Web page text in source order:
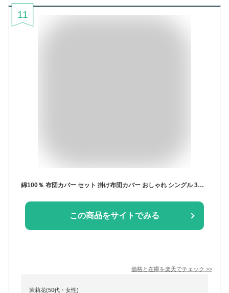
11
綿100％ 布団カバー セット 掛け布団カバー おしゃれ シングル 3点セット 北欧風 花柄 ふとんカバー ダブル キングサイズ クイーン セミダブル 4点セット キングロング かわいい オールシーズン ベッドシーツ 150x200 210 230cm 海外通販
この商品をサイトでみる
価格と在庫を楽天でチェック >>
茉莉花(50代・女性)